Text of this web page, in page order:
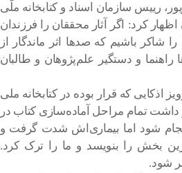
رییس سازمان اسناد و کتابخانه ملّی
کرد: اگر آثار محققان را فرزندان
را شاکر باشیم که صدها اثر ماندگار از
و دستگیر علم‌پژوهان و طالبان
اذکایی که قرار بوده در کتابخانه ملی
داشت تمام مراحل آماده‌سازی کتاب در
شود اما بیماری‌اش شدت گرفت و
بخش را بنویسد و ما را ترک کرد.
شود.